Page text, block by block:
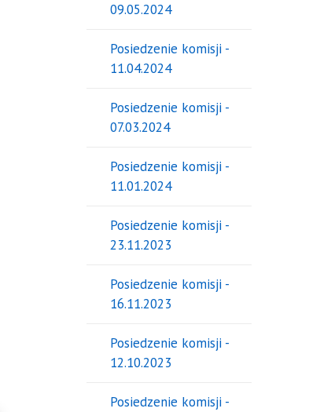
09.05.2024
Posiedzenie komisji -
11.04.2024
Posiedzenie komisji -
07.03.2024
Posiedzenie komisji -
11.01.2024
Posiedzenie komisji -
23.11.2023
Posiedzenie komisji -
16.11.2023
Posiedzenie komisji -
12.10.2023
Posiedzenie komisji -